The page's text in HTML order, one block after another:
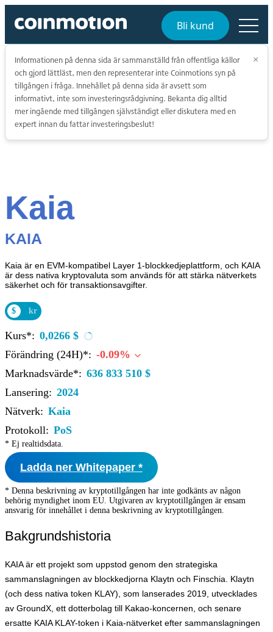
Bli kund
Informationen på denna sida är sammanställd från offentliga källor
och gjord lättläst, men den representerar inte Coinmotions syn på
tillgången i fråga. Innehållet på denna sida är avsett som
informativt, inte som investeringsrådgivning. Bekanta dig alltid
mer ingående med tillgången självständigt eller diskutera med en
expert innan du fattar investeringsbeslut!
×
Kaia
KAIA
Kaia är en EVM-kompatibel Layer 1-blockkedjeplattform, och KAIA
är dess nativa kryptovaluta som används för att stärka nätverkets
säkerhet och för transaktionsavgifter.
$ kr
Kurs*: 0,0266 $
Förändring (24H)*: -0.09%
Marknadsvärde*: 636 833 510 $
Lansering: 2024
Nätverk: Kaia
Protokoll: PoS
* Ej realtidsdata.
Ladda ner Whitepaper *
* Denna beskrivning av kryptotillgången har inte godkänts av någon
behörig myndighet inom EU. Utgivaren av kryptotillgången är ensam
ansvarig för innehållet i denna beskrivning av kryptotillgången.
Bakgrundshistoria
KAIA är ett projekt som uppstod genom den strategiska
sammanslagningen av blockkedjorna Klaytn och Finschia. Klaytn
(och dess nativa token KLAY), som lanserades 2019, utvecklades
av GroundX, ett dotterbolag till Kakao-koncernen, och senare
ersatte KAIA KLAY-token i Kaia-nätverket efter sammanslagningen